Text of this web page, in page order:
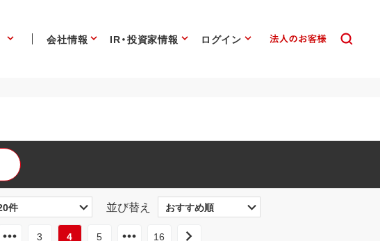
会社情報 IR・投資家情報 ログイン
並び替え
3 4 5 16